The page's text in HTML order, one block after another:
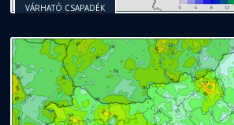
VÁRHATÓ CSAPADÉK